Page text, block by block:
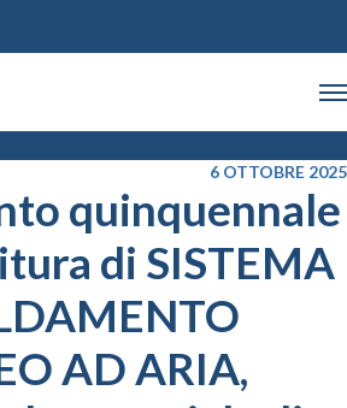
6 OTTOBRE 2025
quinquennale
di SISTEMA
AD ARIA,